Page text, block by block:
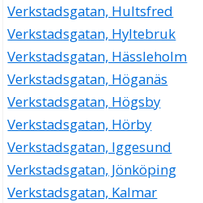
Marielund Skyltfabrik AB
Lars Bertil Wester
018-108585
Verkstadsgatan 4, 75323 Uppsala
Mur, Puts & Kakel CA AB
Sven Gunnar Christoffer Andersson
018-293535
Verkstadsgatan 4, 75323 Uppsala
Roncord AB
Sven Gunnar Christoffer Andersson
Verkstadsgatan, Hultsfred
Verkstadsgatan, Hyltebruk
Verkstadsgatan, Hässleholm
Verkstadsgatan, Höganäs
Verkstadsgatan, Högsby
Verkstadsgatan, Hörby
Verkstadsgatan, Iggesund
Verkstadsgatan, Jönköping
Verkstadsgatan, Kalmar